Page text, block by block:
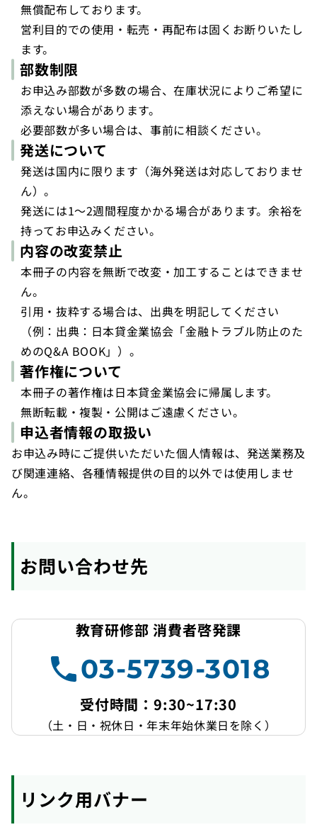
無償配布しております。
営利目的での使用・転売・再配布は固くお断りいたし
ます。
部数制限
お申込み部数が多数の場合、在庫状況によりご希望に
添えない場合があります。
必要部数が多い場合は、事前に相談ください。
発送について
発送は国内に限ります（海外発送は対応しておりませ
ん）。
発送には1〜2週間程度かかる場合があります。余裕を
持ってお申込みください。
内容の改変禁止
本冊子の内容を無断で改変・加工することはできませ
ん。
引用・抜粋する場合は、出典を明記してください
（例：出典：日本貸金業協会「金融トラブル防止のた
めのQ&A BOOK」）。
著作権について
本冊子の著作権は日本貸金業協会に帰属します。
無断転載・複製・公開はご遠慮ください。
申込者情報の取扱い
お申込み時にご提供いただいた個人情報は、発送業務及
び関連連絡、各種情報提供の目的以外では使用しませ
ん。
お問い合わせ先
教育研修部 消費者啓発課
03-5739-3018
受付時間：9:30~17:30
（土・日・祝休日・年末年始休業日を除く）
リンク用バナー